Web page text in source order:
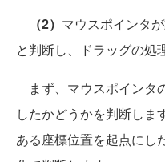
（2） マウスポインタ
と判断し、ドラッグの処
まず、マウスポインタ
したかどうかを判断しま
ある座標位置を起点にし